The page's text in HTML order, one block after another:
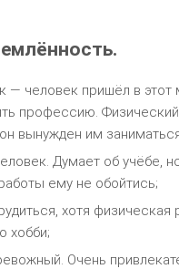
— человек пришёл в этот
профессию.
вынужден им
Думает об учёбе,
ему не обойтись;
хотя физическая
хобби;
Очень